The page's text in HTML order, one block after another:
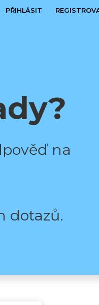
PŘIHLÁSIT
na
dotazů.